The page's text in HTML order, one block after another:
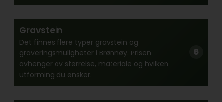
Gravstein
Det finnes flere typer gravstein og
graveringsmuligheter i Brønnøy. Prisen
avhenger av størrelse, materiale og hvilken
utforming du ønsker.